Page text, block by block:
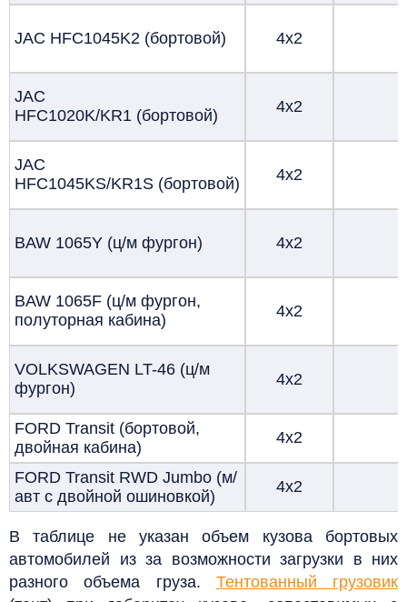
JAC HFC1045K2 (бортовой) 4х2
JAC
HFC1020K/KR1 (бортовой)
4х2
JAC
HFC1045KS/KR1S (бортовой)
4х2
BAW 1065Y (ц/м фургон) 4х2
BAW 1065F (ц/м фургон,
полуторная кабина)
4х2
VOLKSWAGEN LT-46 (ц/м
фургон)
4х2
FORD Transit (бортовой,
двойная кабина)
4х2
FORD Transit RWD Jumbo (м/
авт с двойной ошиновкой)
4х2
В таблице не указан объем кузова бортовых
автомобилей из за возможности загрузки в них
разного объема груза. Тентованный грузовик